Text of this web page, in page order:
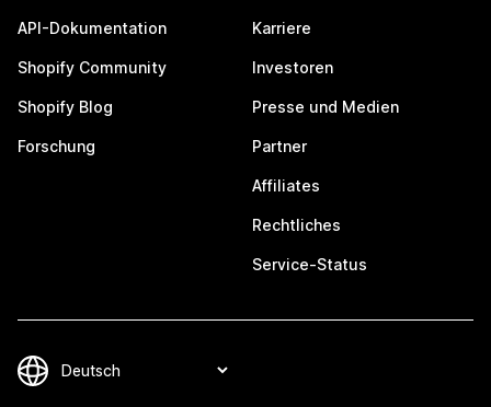
API-Dokumentation
Shopify Community
Shopify Blog
Forschung
Karriere
Investoren
Presse und Medien
Partner
Affiliates
Rechtliches
Service-Status